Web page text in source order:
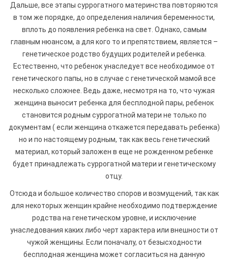
Дальше, все этапы суррогатного материнства повторяются
в том же порядке, до определения наличия беременности,
вплоть до появления ребенка на свет. Однако, самым
главным нюансом, а для кого то и препятствием, является –
генетическое родство будущих родителей и ребенка.
Естественно, что ребенок унаследует все необходимое от
генетического папы, но в случае с генетической мамой все
несколько сложнее. Ведь даже, несмотря на то, что чужая
женщина выносит ребенка для бесплодной пары, ребенок
становится родным суррогатной матери не только по
документам ( если женщина откажется передавать ребенка)
но и по настоящему родным, так как весь генетический
материал, который заложен в еще не рожденном ребенке
будет принадлежать суррогатной матери и генетическому
отцу.
Отсюда и большое количество споров и возмущений, так как
для некоторых женщин крайне необходимо подтверждение
родства на генетическом уровне, и исключение
унаследования каких либо черт характера или внешности от
чужой женщины. Если поначалу, от безысходности
бесплодная женщина может согласиться на данную